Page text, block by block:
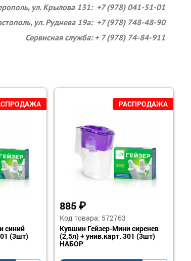
ул. Крылова 131: +7 (978) 041-51-01
ул. Руднева 19а: +7 (978) 748-48-90
Сервисная служба: + 7 (978) 74-84-911
синий
(3шт)
885 ₽
Код товара: 572763
Кувшин Гейзер-Мини сиренев
(2,5л) + унив.карт. 301 (3шт)
НАБОР